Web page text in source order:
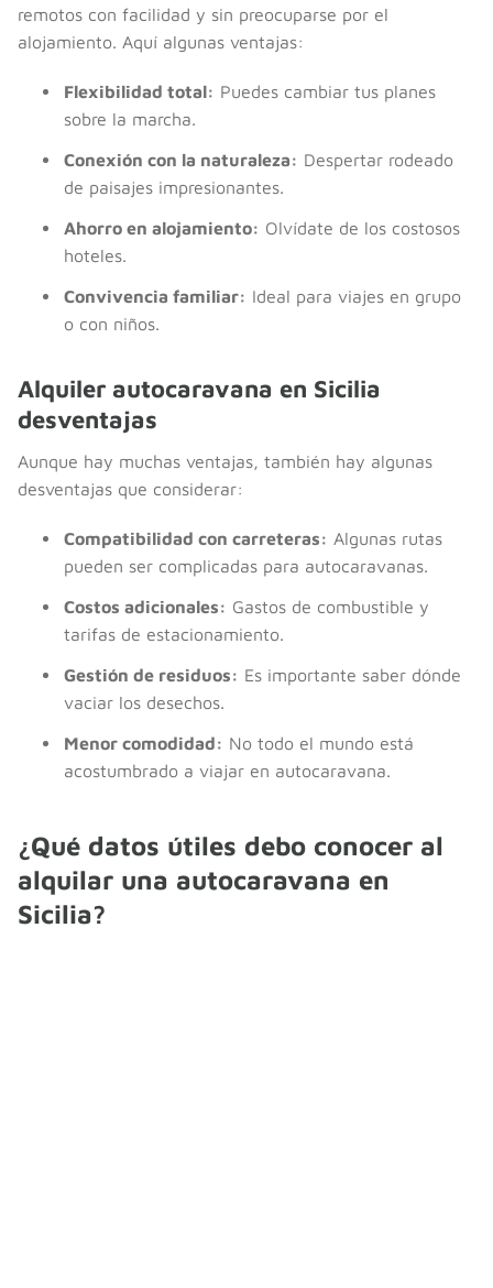
remotos con facilidad y sin preocuparse por el
alojamiento. Aquí algunas ventajas:
Flexibilidad total: Puedes cambiar tus planes
sobre la marcha.
Conexión con la naturaleza: Despertar rodeado
de paisajes impresionantes.
Ahorro en alojamiento: Olvídate de los costosos
hoteles.
Convivencia familiar: Ideal para viajes en grupo
o con niños.
Alquiler autocaravana en Sicilia
desventajas
Aunque hay muchas ventajas, también hay algunas
desventajas que considerar:
Compatibilidad con carreteras: Algunas rutas
pueden ser complicadas para autocaravanas.
Costos adicionales: Gastos de combustible y
tarifas de estacionamiento.
Gestión de residuos: Es importante saber dónde
vaciar los desechos.
Menor comodidad: No todo el mundo está
acostumbrado a viajar en autocaravana.
¿Qué datos útiles debo conocer al
alquilar una autocaravana en
Sicilia?